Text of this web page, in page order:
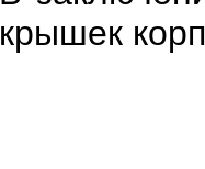
крышек